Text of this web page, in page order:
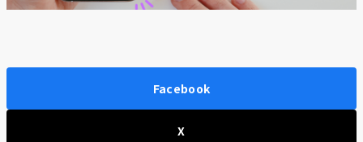
Facebook
X